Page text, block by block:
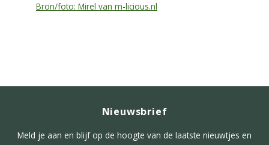
Bron/foto: Mirel van m-licious.nl
Nieuwsbrief
Meld je aan en blijf op de hoogte van de laatste nieuwtjes en